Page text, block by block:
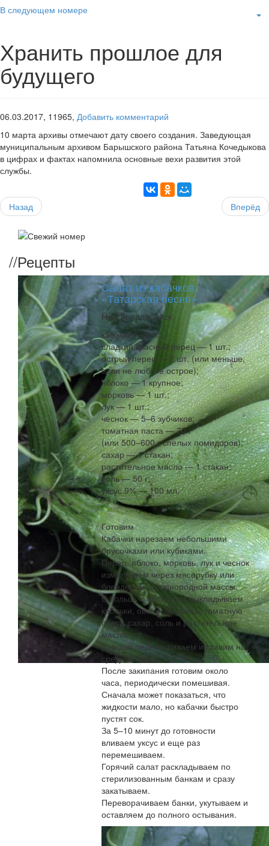
В следующем номере
Хранить прошлое для
будущего
06.03.2017, 11965, Добавить комментарий
10 марта архивы отмечают дату своего создания. Заведующая
муниципальным архивом Барышского района Татьяна Кочедыкова
в цифрах и фактах напомнила основные вехи развития этой
службы.
Назад Вперёд
//Рецепты
Салат из кабачков
«Татарская песня»
Нам понадобится:
кабачки — 2 кг;
сладкий красный перец — 1 шт.;
острый перец — 2 шт. (или меньше,
если не любите острое);
яблоко — 1 крупное;
морковь — 1 шт.;
лук — 1 шт.;
чеснок — 5–6 зубчиков;
томатная паста — 70 г
(или 500–600 г спелых помидоров);
сахар — 1 стакан;
растительное масло — 1 стакан;
соль — 50 г;
уксус 9% — 100 мл.
Готовим
Кабачки нарезаем небольшими
брусочками или кубиками.
Перец, яблоко, морковь, лук и чеснок
измельчаем через мясорубку или
блендером до однородной массы.
В большую кастрюлю выкладываем
кабачки, овощную смесь, томатную
пасту, сахар, соль и растительное
масло.
Хорошо перемешиваем и ставим на
средний огонь.
После закипания готовим около
часа, периодически помешивая.
Сначала может показаться, что
жидкости мало, но кабачки быстро
пустят сок.
За 5–10 минут до готовности
вливаем уксус и еще раз
перемешиваем.
Горячий салат раскладываем по
стерилизованным банкам и сразу
закатываем.
Переворачиваем банки, укутываем и
оставляем до полного остывания.